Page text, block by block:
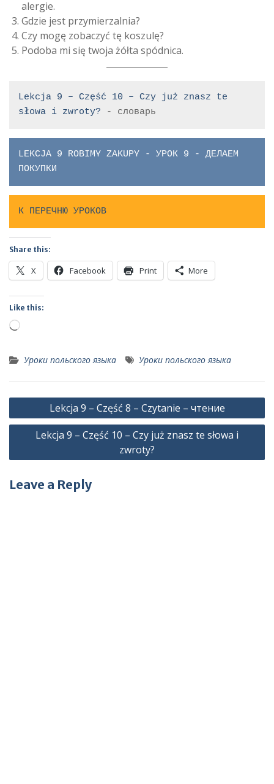
alergie.
Gdzie jest przymierzalnia?
Czy mogę zobaczyć tę koszulę?
Podoba mi się twoja żółta spódnica.
Lekcja 9 – Część 10 – Czy już znasz te
słowa i zwroty? - словарь
LEKCJA 9 ROBIMY ZAKUPY - УРОК 9 - ДЕЛАЕМ
ПОКУПКИ
К ПЕРЕЧНЮ УРОКОВ
Share this:
X Facebook Print More
Like this:
Loading…
Уроки польского языка Уроки польского языка
Post
navigation
Lekcja 9 – Część 8 – Czytanie – чтение
Lekcja 9 – Część 10 – Czy już znasz te słowa i
zwroty?
Leave a Reply